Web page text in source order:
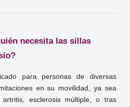
necesita las sillas
para personas de diversas
en su movilidad, ya sea
esclerosis múltiple, o tras